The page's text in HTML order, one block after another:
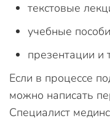
текстовые
учебные
презентации и
Если в процессе
можно написать
Специалист